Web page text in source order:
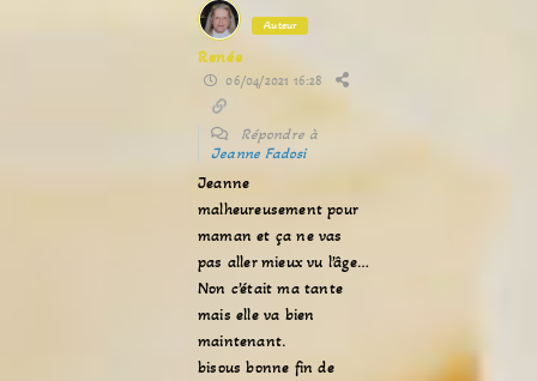
Auteur
Renée
06/04/2021 16:28
Répondre à
Jeanne Fadosi
Jeanne
malheureusement pour
maman et ça ne vas
pas aller mieux vu l’âge…
Non c’était ma tante
mais elle va bien
maintenant.
bisous bonne fin de